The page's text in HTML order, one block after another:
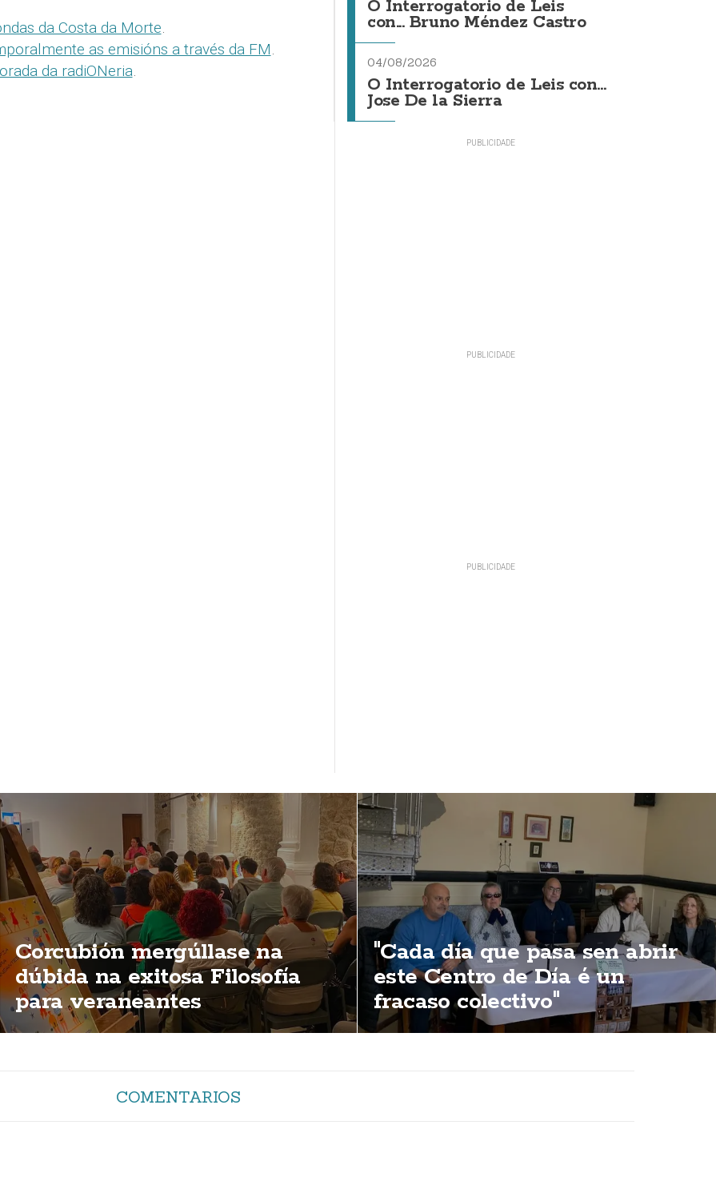
da Costa da Morte.
as emisións a través da FM.
da radiONeria.
O Interrogatorio de Leis
con... Bruno Méndez Castro
04/08/2026
O Interrogatorio de Leis con...
Jose De la Sierra
Corcubión mergúllase na
dúbida na exitosa Filosofía
para veraneantes
"Cada día que pasa sen abrir
este Centro de Día é un
fracaso colectivo"
COMENTARIOS